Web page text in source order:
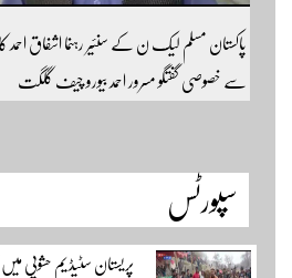
پاکستان مسلم لیک ن کے سنئیر رہنما اشفاق
سے خصوصی گفتگو مسرور احمد بیورو چیف گلگت
سپورٹس